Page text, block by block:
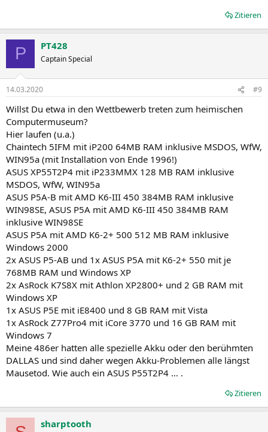
Ich lasse das mal offen für später mal.
Zu Slot A hatte ich noch nie Hardware in der Hand, das ist komplett
an mir vorbei. Aber ich überlege, ob ich nicht einen Best-Of-
Thunderbird Rechner dazunehme
Nächste Ziele für diese Woche:
Was hast Du denn für ein Netzteil? Vielleicht ist das gar nicht
schlecht und kann bleiben.
Grundsätzlich macht es die ganze Geschichte vermutlich einfacher,
wenn das Best-of nicht bedeutet die teuersten und seltensten
Komponenten für den Rechner zu verwenden. Andere Sachen
bekommt man auch viel leichter und zu besseren Kursen. Damit
kommst Du dem Ziel vielleicht deutlich schneller zum Ziel. Gibt auch
oft Komponenten, die in zweiter oder dritter Reihe stehen, aber fast
genauso gut sind und ihren Zweck ebenfalls sehr gut erfüllen.
Später nochmal umrüsten geht ja auch. Ist natürlich auch immer
eine Frage, welches Budget man spendieren will.
Zitieren
P PT428
Captain Special
14.03.2020 #9
Willst Du etwa in den Wettbewerb treten zum heimischen
Computermuseum?
Hier laufen (u.a.)
Chaintech 5IFM mit iP200 64MB RAM inklusive MSDOS, WfW,
WIN95a (mit Installation von Ende 1996!)
ASUS XP55T2P4 mit iP233MMX 128 MB RAM inklusive
MSDOS, WfW, WIN95a
ASUS P5A-B mit AMD K6-III 450 384MB RAM inklusive
WIN98SE, ASUS P5A mit AMD K6-III 450 384MB RAM
inklusive WIN98SE
ASUS P5A mit AMD K6-2+ 500 512 MB RAM inklusive
Windows 2000
2x ASUS P5-AB und 1x ASUS P5A mit K6-2+ 550 mit je
768MB RAM und Windows XP
2x AsRock K7S8X mit Athlon XP2800+ und 2 GB RAM mit
Windows XP
1x ASUS P5E mit iE8400 und 8 GB RAM mit Vista
1x AsRock Z77Pro4 mit iCore 3770 und 16 GB RAM mit
Windows 7
Meine 486er hatten alle spezielle Akku oder den berühmten
DALLAS und sind daher wegen Akku-Problemen alle längst
Mausetod. Wie auch ein ASUS P55T2P4 … .
Zitieren
sharptooth